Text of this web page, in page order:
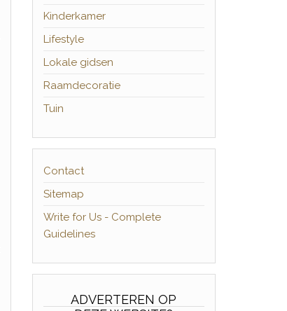
Kinderkamer
Lifestyle
Lokale gidsen
Raamdecoratie
Tuin
Contact
Sitemap
Write for Us - Complete
Guidelines
ADVERTEREN OP